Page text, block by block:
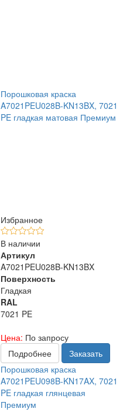
Порошковая краска
A7021PEU028B-KN13BX, 7021
PE гладкая матовая Премиум
Избранное
В наличии
Артикул
A7021PEU028B-KN13BX
Поверхность
Гладкая
RAL
7021 PE
Цена: По запросу
Подробнее
Заказать
Порошковая краска
A7021PEU098B-KN17AX, 7021
PE гладкая глянцевая
Премиум